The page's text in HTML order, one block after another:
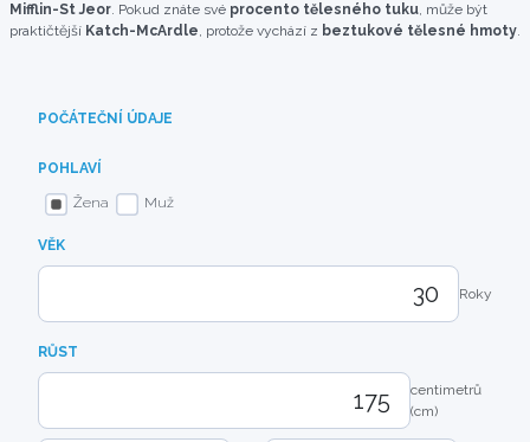
Mifflin-St Jeor. Pokud znáte své procento tělesného tuku, může být
praktičtější Katch-McArdle, protože vychází z beztukové tělesné hmoty.
POČÁTEČNÍ ÚDAJE
POHLAVÍ
Žena Muž
VĚK
Roky
RŮST
centimetrů
(cm)